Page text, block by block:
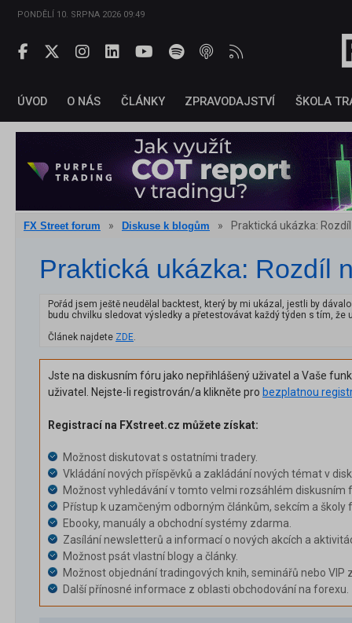
PONDĚLÍ 10. SRPNA 2026 09:49
ÚVOD O NÁS ČLÁNKY ZPRAVODAJSTVÍ ŠKOLA
FX Street forum » Diskuse k blogům » Praktická ukázka:
Praktická ukázka: Rozdíl
Pořád jsem ještě neudělal backtest, který by mi ukázal, jestli by
budu chvilku sledovat výsledky a přetestovávat každý týden s tím, že
Článek najdete ZDE.
Jste na diskusním fóru jako nepřihlášený uživatel a Vaše
uživatel. Nejste-li registrován/a klikněte pro bezplatnou
Registrací na FXstreet.cz můžete získat:
Možnost diskutovat s ostatními tradery.
Vkládání nových příspěvků a zakládání nových témat v
Možnost vyhledávání v tomto velmi rozsáhlém diskusním
Přístup k uzamčeným odborným článkům, sekcím a školy
Ebooky, manuály a obchodní systémy zdarma.
Zasílání newsletterů a informací o nových akcích a
Možnost psát vlastní blogy a články.
Možnost objednání tradingových knih, seminářů nebo VIP
Další přínosné informace z oblasti obchodování na forexu.